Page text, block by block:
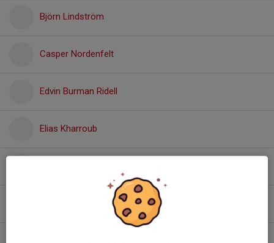
Björn Lindström
Casper Nordenfelt
Edvin Burman Ridell
Elias Kharroub